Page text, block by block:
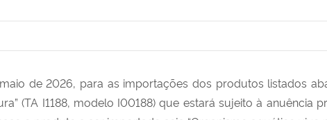
de 2026, para as importações dos produtos listados
(TA I1188, modelo I00188) que estará sujeito à anuência